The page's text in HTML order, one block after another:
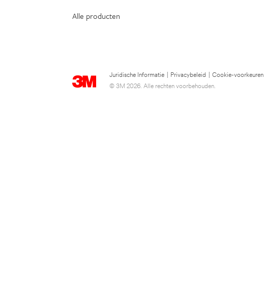
Alle producten
Juridische Informatie Privacybeleid
Cookie-voorkeuren
© 3M 2026. Alle rechten voorbehouden.